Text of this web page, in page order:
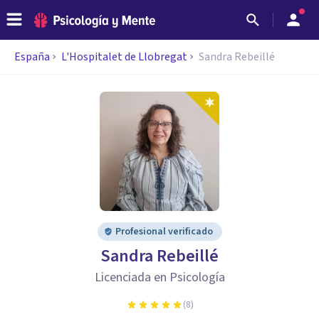
España L'Hospitalet de Llobregat Sandra Rebeillé
Profesional verificado
Sandra Rebeillé
Licenciada en Psicología
(8)